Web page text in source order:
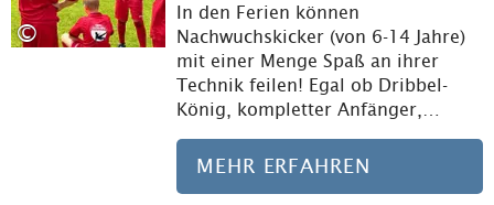
©
In den Ferien können
Nachwuchskicker (von 6-14 Jahre)
mit einer Menge Spaß an ihrer
Technik feilen! Egal ob Dribbel-
König, kompletter Anfänger,…
MEHR ERFAHREN